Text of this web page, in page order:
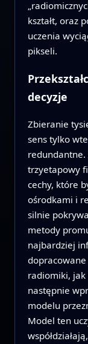
kształt, oraz
uczenia
pikseli.
decyzje
Zbieranie
sens tylko
trzyetapowy
cechy, które
ośrodkami i
silnie
metody
najbardziej
dopracowane
radiomiki, jak
następnie
modelu
Model ten